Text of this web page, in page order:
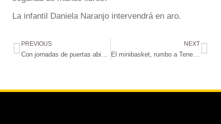
La infantil Daniela Naranjo intervendrá en aro.
PREVIOUS
Con jornadas de puertas abiertas para hacer crecer nuestra sección femenina de baloncesto
NEXT
El minibasket, rumbo a Tenerife para intervenir en el Campeonato de Canarias desde este jueves